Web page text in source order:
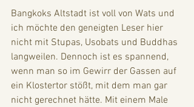
Bangkoks Altstadt ist voll von Wats und
ich möchte den geneigten Leser hier
nicht mit Stupas, Usobats und Buddhas
langweilen. Dennoch ist es spannend,
wenn man so im Gewirr der Gassen auf
ein Klostertor stößt, mit dem man gar
nicht gerechnet hätte. Mit einem Male